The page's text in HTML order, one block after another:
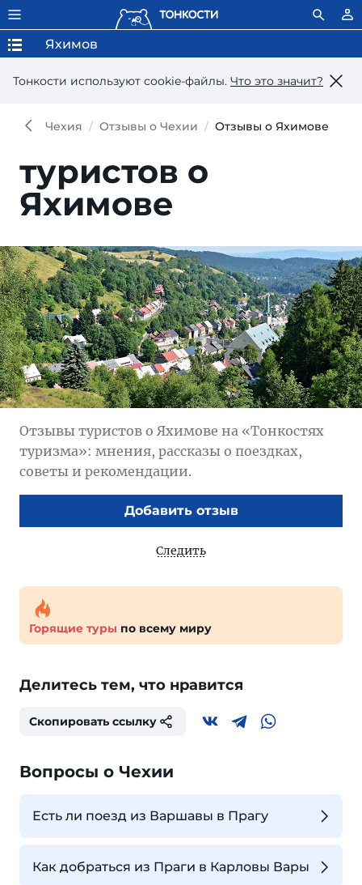
Тонкости используют сookie-файлы. Что это значит?
Яхимов
Чехия Отзывы о Чехии Отзывы о Яхимове
туристов о
Яхимове
Отзывы туристов о Яхимове на «Тонкостях
туризма»: мнения, рассказы о поездках,
советы и рекомендации.
Добавить отзыв
Следить
Горящие туры по всему миру
Делитесь тем, что нравится
Скопировать ссылку
Вопросы о Чехии
Есть ли поезд из Варшавы в Прагу
Как добраться из Праги в Карловы Вары